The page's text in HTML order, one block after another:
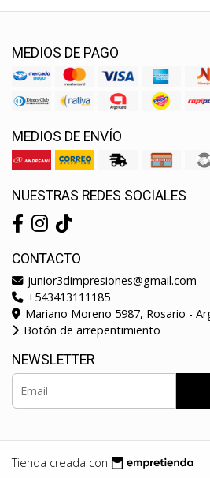
MEDIOS DE PAGO
MEDIOS DE ENVÍO
NUESTRAS REDES SOCIALES
CONTACTO
junior3dimpresiones@gmail.com
+543413111185
Mariano Moreno 5987, Rosario -
Botón de arrepentimiento
NEWSLETTER
Tienda creada con